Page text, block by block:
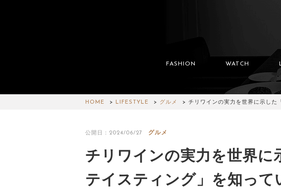
FASHION WATCH
HOME LIFESTYLE グルメ チリワインの実力を世界に示した
公開日：2024/06/27 グルメ
チリワインの実力を世界に
テイスティング」を知って